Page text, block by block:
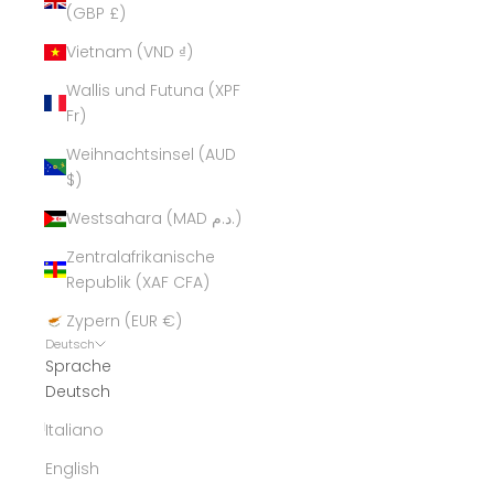
(GBP £)
Vietnam (VND ₫)
Wallis und Futuna (XPF
Fr)
Weihnachtsinsel (AUD
$)
Westsahara (MAD د.م.)
Zentralafrikanische
Republik (XAF CFA)
Zypern (EUR €)
Deutsch
Sprache
Deutsch
Italiano
English